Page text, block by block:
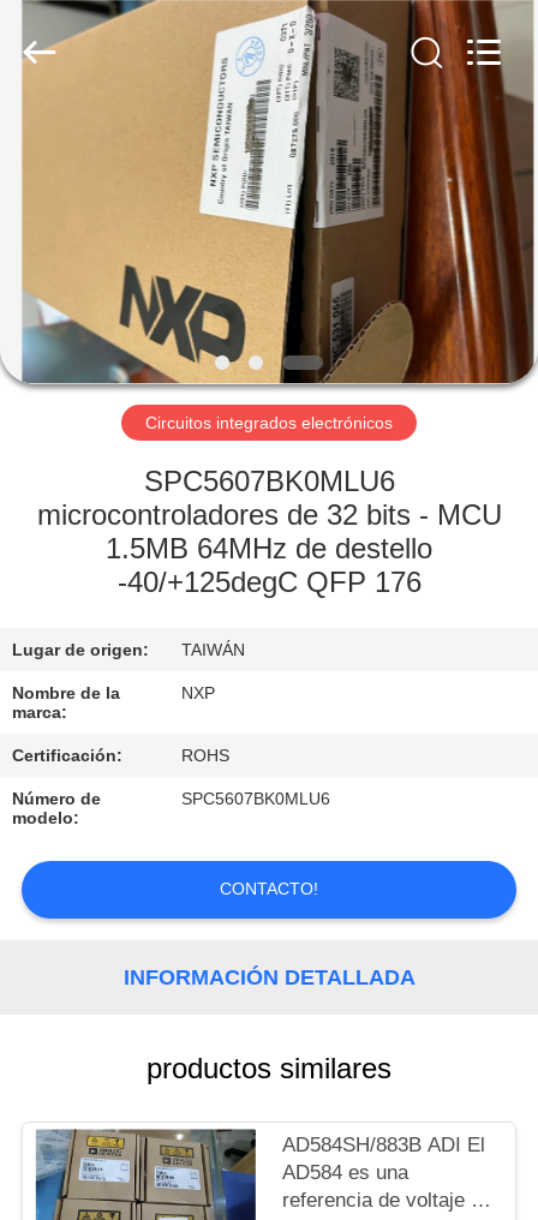
LOS
VÍDEOS
NOSOTROS
RECORRIDO
FÁBRICA
CONTROL
DE
CALIDAD
CONTACTA
NOSOTROS
MAPA
DEL
SITIO
Rights
Circuitos integrados electrónicos
SPC5607BK0MLU6
microcontroladores de 32 bits - MCU
1.5MB 64MHz de destello
-40/+125degC QFP 176
Lugar de origen: TAIWÁN
Nombre de la
marca:
NXP
Certificación: ROHS
Número de
modelo:
SPC5607BK0MLU6
CONTACTO!
INFORMACIÓN DETALLADA
productos similares
AD584SH/883B ADI El
AD584 es una
referencia de voltaje de